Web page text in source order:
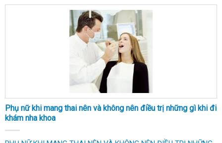
Phụ nữ khi mang thai nên và không nên điều trị những gì khi đi
khám nha khoa